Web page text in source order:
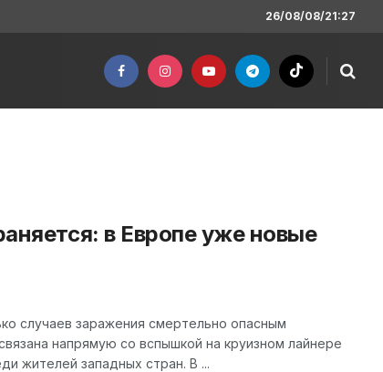
26/08/08/21:27
в Европе уже новые
случаев заражения смертельно опасным
напрямую со вспышкой на круизном лайнере
жителей западных стран. В ...